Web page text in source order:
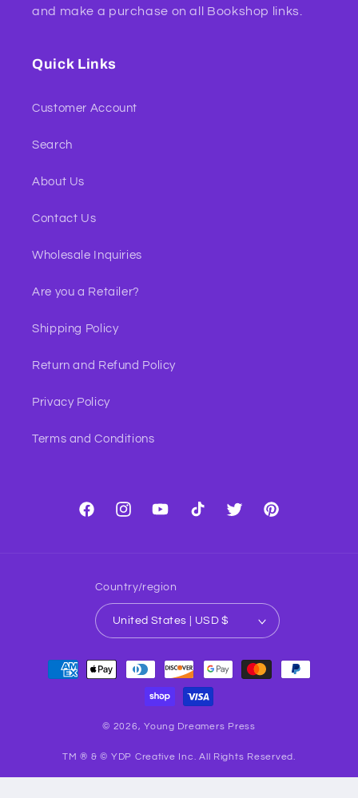
and make a purchase on all Bookshop links.
Quick Links
Customer Account
Search
About Us
Contact Us
Wholesale Inquiries
Are you a Retailer?
Shipping Policy
Return and Refund Policy
Privacy Policy
Terms and Conditions
FacebookInstagramYouTubeTikTok Twitter Pinterest
Country/region
United States | USD $
Payment
methods
© 2026,Young Dreamers Press
TM ® & © YDP Creative Inc. All Rights Reserved.